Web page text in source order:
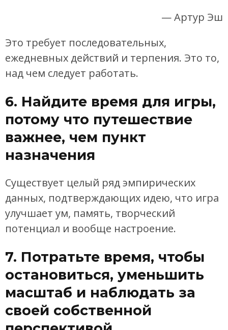
— Артур Эш
Это требует последовательных,
ежедневных действий и терпения. Это то,
над чем следует работать.
6. Найдите время для игры,
потому что путешествие
важнее, чем пункт
назначения
Существует целый ряд эмпирических
данных, подтверждающих идею, что игра
улучшает ум, память, творческий
потенциал и вообще настроение.
7. Потратьте время, чтобы
остановиться, уменьшить
масштаб и наблюдать за
своей собственной